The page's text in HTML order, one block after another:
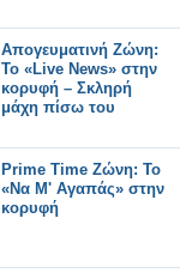
Απογευματινή Ζώνη:
Το «Live News» στην
κορυφή – Σκληρή
μάχη πίσω του
Prime Time Ζώνη: Το
«Να Μ' Αγαπάς» στην
κορυφή